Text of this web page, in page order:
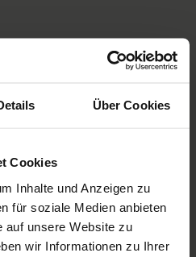
Über Cookies
Cookies
Inhalte und Anzeigen zu
für soziale Medien anbieten
auf unsere Website zu
wir Informationen zu Ihrer